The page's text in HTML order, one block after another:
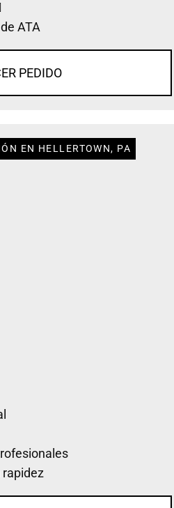
ATA
PEDIDO
EN HELLERTOWN, PA
rapidez